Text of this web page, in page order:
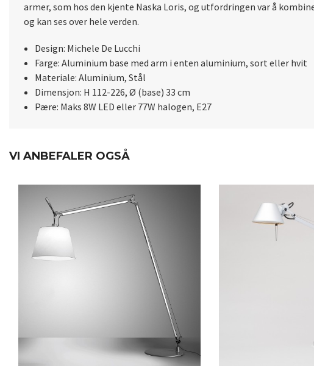
armer, som hos den kjente Naska Loris, og utfordringen var å
og kan ses over hele verden.
Design: Michele De Lucchi
Farge: Aluminium base med arm i enten aluminium, sort eller hvit
Materiale: Aluminium, Stål
Dimensjon: H 112-226, Ø (base) 33 cm
Pære: Maks 8W LED eller 77W halogen, E27
VI ANBEFALER OGSÅ